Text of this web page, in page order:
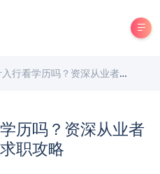
吗？资深从业者深度解析行业真相与求职攻略
历吗？资深从业者
职攻略